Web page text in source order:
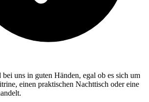
uns in guten Händen, egal ob es sich um
einen praktischen Nachttisch oder eine